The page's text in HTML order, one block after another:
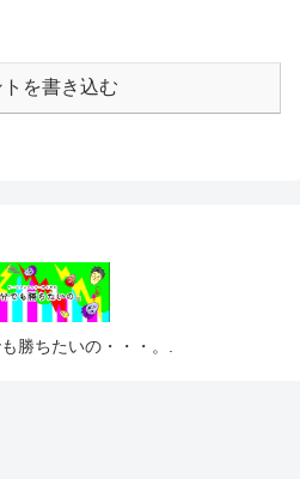
トを書き込む
勝ちたいの・・・。.